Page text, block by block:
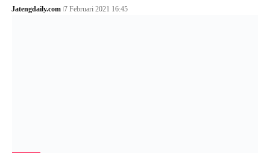
Jatengdaily.com 7 Februari 2021 16:45